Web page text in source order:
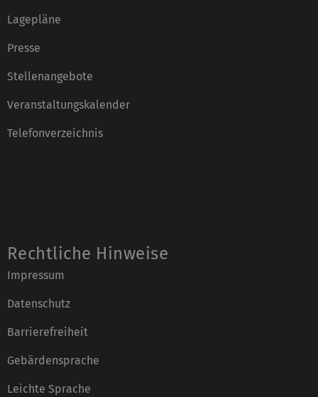
Lagepläne
Presse
Stellenangebote
Veranstaltungskalender
Telefonverzeichnis
Rechtliche Hinweise
Impressum
Datenschutz
Barrierefreiheit
Gebärdensprache
Leichte Sprache